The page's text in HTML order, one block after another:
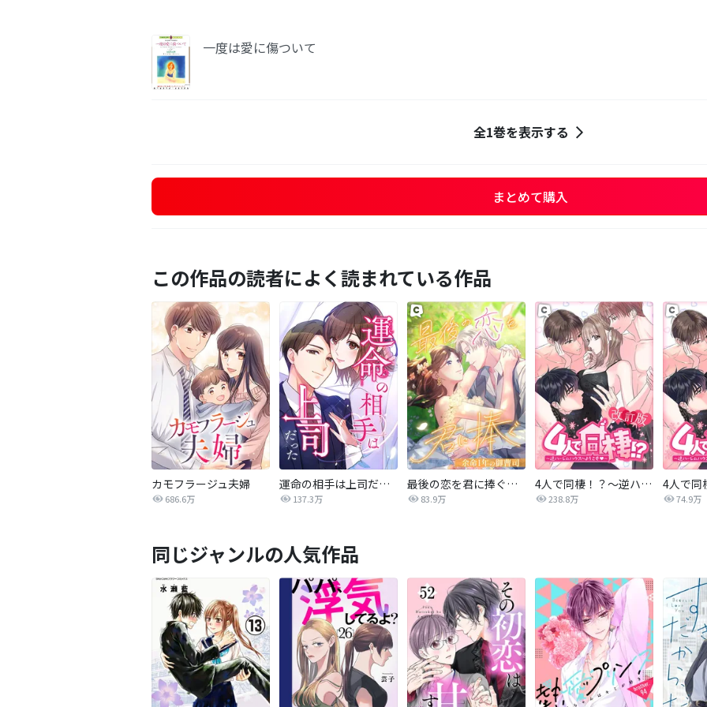
一度は愛に傷ついて
全1巻を表示する
まとめて購入
この作品の読者によく読まれている作品
カモフラージュ夫婦
686.6万
運命の相手は上司だった
137.3万
最後の恋を君に捧ぐ～余命1年の御曹司～
83.9万
4人で同棲！？～逆ハーレムハウスへようこそ♥～【改訂版】
238.8万 74.9万
同じジャンルの人気作品